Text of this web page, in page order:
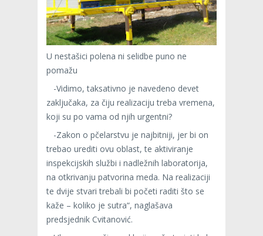
U nestašici polena ni selidbe puno ne
pomažu
-Vidimo, taksativno je navedeno devet
zaključaka, za čiju realizaciju treba vremena,
koji su po vama od njih urgentni?
-Zakon o pčelarstvu je najbitniji, jer bi on
trebao urediti ovu oblast, te aktiviranje
inspekcijskih službi i nadležnih laboratorija,
na otkrivanju patvorina meda. Na realizaciji
te dvije stvari trebali bi početi raditi što se
kaže – koliko je sutra“, naglašava
predsjednik Cvitanović.